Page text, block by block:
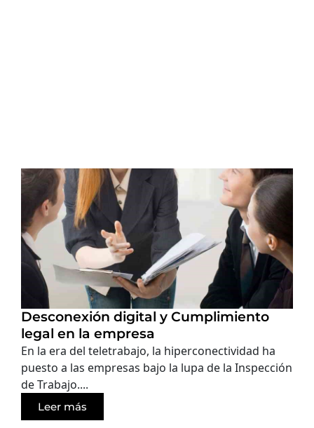
Desconexión digital y Cumplimiento
legal en la empresa
En la era del teletrabajo, la hiperconectividad ha
puesto a las empresas bajo la lupa de la Inspección
de Trabajo....
Leer más